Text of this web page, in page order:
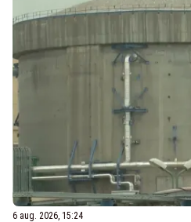
6 aug. 2026, 15:24